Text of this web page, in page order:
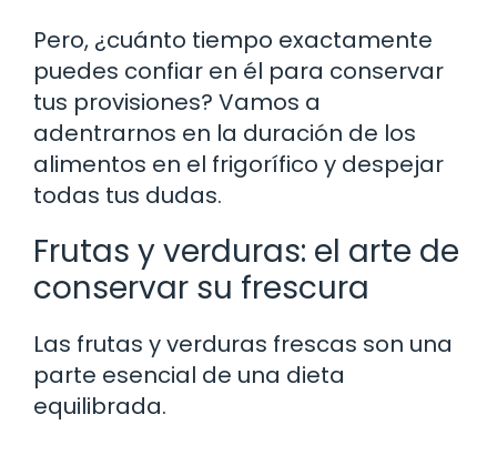
Pero, ¿cuánto tiempo exactamente
puedes confiar en él para conservar
tus provisiones? Vamos a
adentrarnos en la duración de los
alimentos en el frigorífico y despejar
todas tus dudas.
Frutas y verduras: el arte de
conservar su frescura
Las frutas y verduras frescas son una
parte esencial de una dieta
equilibrada.